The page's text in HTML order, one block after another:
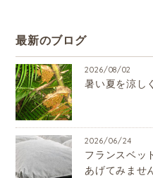
最新のブログ
2026/08/02
暑い夏を涼し
2026/06/24
フランスベッ
あげてみませ